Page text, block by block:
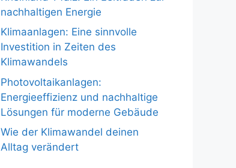
nachhaltigen Energie
Klimaanlagen: Eine sinnvolle
Investition in Zeiten des
Klimawandels
Photovoltaikanlagen:
Energieeffizienz und nachhaltige
Lösungen für moderne Gebäude
Wie der Klimawandel deinen
Alltag verändert